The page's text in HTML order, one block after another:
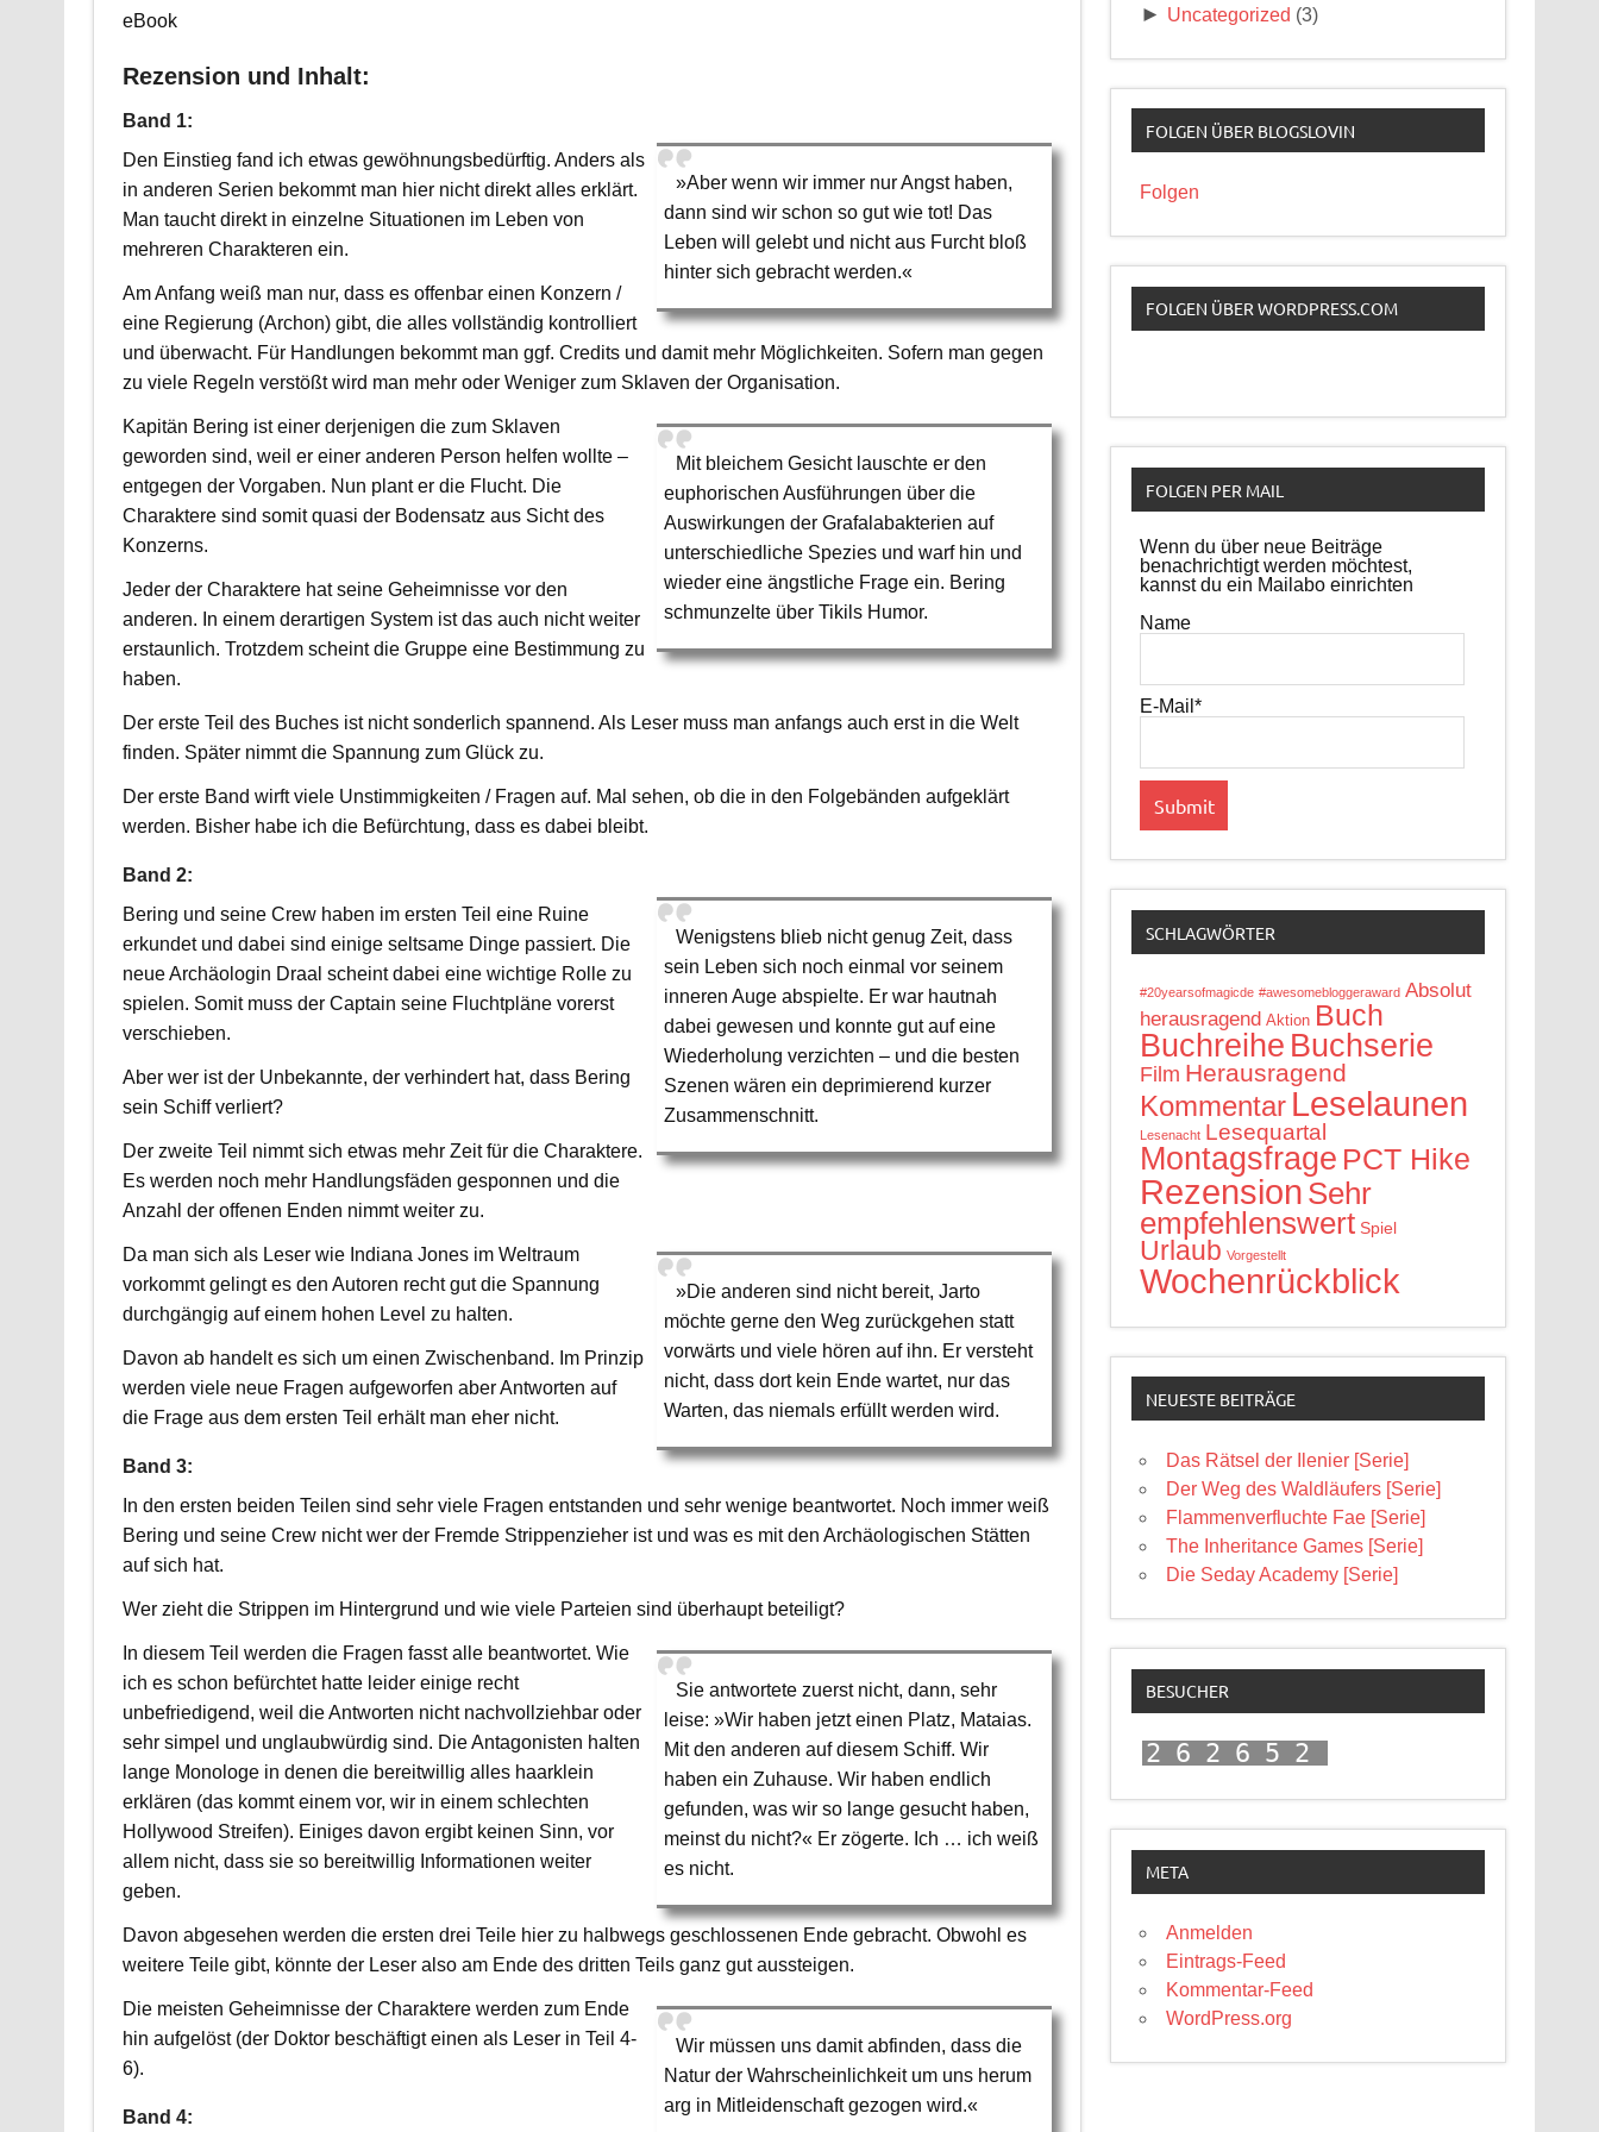
eBook
Rezension und Inhalt:
Band 1:
»Aber wenn wir immer nur Angst haben,
dann sind wir schon so gut wie tot! Das
Leben will gelebt und nicht aus Furcht bloß
hinter sich gebracht werden.«
Den Einstieg fand ich etwas gewöhnungsbedürftig. Anders als
in anderen Serien bekommt man hier nicht direkt alles erklärt.
Man taucht direkt in einzelne Situationen im Leben von
mehreren Charakteren ein.
Am Anfang weiß man nur, dass es offenbar einen Konzern /
eine Regierung (Archon) gibt, die alles vollständig kontrolliert
und überwacht. Für Handlungen bekommt man ggf. Credits und damit mehr Möglichkeiten. Sofern man gegen
zu viele Regeln verstößt wird man mehr oder Weniger zum Sklaven der Organisation.
Mit bleichem Gesicht lauschte er den
euphorischen Ausführungen über die
Auswirkungen der Grafalabakterien auf
unterschiedliche Spezies und warf hin und
wieder eine ängstliche Frage ein. Bering
schmunzelte über Tikils Humor.
Kapitän Bering ist einer derjenigen die zum Sklaven
geworden sind, weil er einer anderen Person helfen wollte –
entgegen der Vorgaben. Nun plant er die Flucht. Die
Charaktere sind somit quasi der Bodensatz aus Sicht des
Konzerns.
Jeder der Charaktere hat seine Geheimnisse vor den
anderen. In einem derartigen System ist das auch nicht weiter
erstaunlich. Trotzdem scheint die Gruppe eine Bestimmung zu
haben.
Der erste Teil des Buches ist nicht sonderlich spannend. Als Leser muss man anfangs auch erst in die Welt
finden. Später nimmt die Spannung zum Glück zu.
Der erste Band wirft viele Unstimmigkeiten / Fragen auf. Mal sehen, ob die in den Folgebänden aufgeklärt
werden. Bisher habe ich die Befürchtung, dass es dabei bleibt.
Band 2:
Wenigstens blieb nicht genug Zeit, dass
sein Leben sich noch einmal vor seinem
inneren Auge abspielte. Er war hautnah
dabei gewesen und konnte gut auf eine
Wiederholung verzichten – und die besten
Szenen wären ein deprimierend kurzer
Zusammenschnitt.
Bering und seine Crew haben im ersten Teil eine Ruine
erkundet und dabei sind einige seltsame Dinge passiert. Die
neue Archäologin Draal scheint dabei eine wichtige Rolle zu
spielen. Somit muss der Captain seine Fluchtpläne vorerst
verschieben.
Aber wer ist der Unbekannte, der verhindert hat, dass Bering
sein Schiff verliert?
Der zweite Teil nimmt sich etwas mehr Zeit für die Charaktere.
Es werden noch mehr Handlungsfäden gesponnen und die
Anzahl der offenen Enden nimmt weiter zu.
»Die anderen sind nicht bereit, Jarto
möchte gerne den Weg zurückgehen statt
vorwärts und viele hören auf ihn. Er versteht
nicht, dass dort kein Ende wartet, nur das
Warten, das niemals erfüllt werden wird.
Da man sich als Leser wie Indiana Jones im Weltraum
vorkommt gelingt es den Autoren recht gut die Spannung
durchgängig auf einem hohen Level zu halten.
Davon ab handelt es sich um einen Zwischenband. Im Prinzip
werden viele neue Fragen aufgeworfen aber Antworten auf
die Frage aus dem ersten Teil erhält man eher nicht.
Band 3:
In den ersten beiden Teilen sind sehr viele Fragen entstanden und sehr wenige beantwortet. Noch immer weiß
Bering und seine Crew nicht wer der Fremde Strippenzieher ist und was es mit den Archäologischen Stätten
auf sich hat.
Wer zieht die Strippen im Hintergrund und wie viele Parteien sind überhaupt beteiligt?
Sie antwortete zuerst nicht, dann, sehr
leise: »Wir haben jetzt einen Platz, Mataias.
Mit den anderen auf diesem Schiff. Wir
haben ein Zuhause. Wir haben endlich
gefunden, was wir so lange gesucht haben,
meinst du nicht?« Er zögerte. Ich … ich weiß
es nicht.
In diesem Teil werden die Fragen fasst alle beantwortet. Wie
ich es schon befürchtet hatte leider einige recht
unbefriedigend, weil die Antworten nicht nachvollziehbar oder
sehr simpel und unglaubwürdig sind. Die Antagonisten halten
lange Monologe in denen die bereitwillig alles haarklein
erklären (das kommt einem vor, wir in einem schlechten
Hollywood Streifen). Einiges davon ergibt keinen Sinn, vor
allem nicht, dass sie so bereitwillig Informationen weiter
geben.
Davon abgesehen werden die ersten drei Teile hier zu halbwegs geschlossenen Ende gebracht. Obwohl es
weitere Teile gibt, könnte der Leser also am Ende des dritten Teils ganz gut aussteigen.
Wir müssen uns damit abfinden, dass die
Natur der Wahrscheinlichkeit um uns herum
arg in Mitleidenschaft gezogen wird.«
Die meisten Geheimnisse der Charaktere werden zum Ende
hin aufgelöst (der Doktor beschäftigt einen als Leser in Teil 4-
6).
Band 4:
► Uncategorized (3)
FOLGEN ÜBER BLOGSLOVIN
Folgen
FOLGEN ÜBER WORDPRESS.COM
FOLGEN PER MAIL
Wenn du über neue Beiträge
benachrichtigt werden möchtest,
kannst du ein Mailabo einrichten
Name
E-Mail*
SCHLAGWÖRTER
#20yearsofmagicde #awesomebloggeraward Absolut
herausragend Aktion Buch
Buchreihe Buchserie
Film Herausragend
Kommentar Leselaunen
Lesenacht Lesequartal
Montagsfrage PCT Hike
Rezension Sehr
empfehlenswert Spiel
Urlaub Vorgestellt
Wochenrückblick
NEUESTE BEITRÄGE
Das Rätsel der Ilenier [Serie]
Der Weg des Waldläufers [Serie]
Flammenverfluchte Fae [Serie]
The Inheritance Games [Serie]
Die Seday Academy [Serie]
BESUCHER
262652
META
Anmelden
Eintrags-Feed
Kommentar-Feed
WordPress.org